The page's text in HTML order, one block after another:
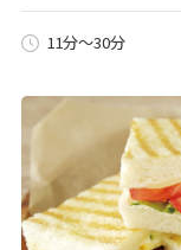
11分～30分